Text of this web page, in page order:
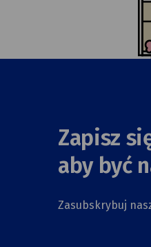
Zapisz
aby być
Zasubskrybuj